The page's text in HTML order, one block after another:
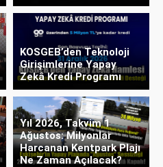
KOSGEB’den Teknoloji
Girişimlerine Yapay
Zekâ Kredi Programı
Yıl 2026, Takvim 1
Ağustos: Milyonlar
Harcanan Kentpark Plajı
Ne Zaman Açılacak?